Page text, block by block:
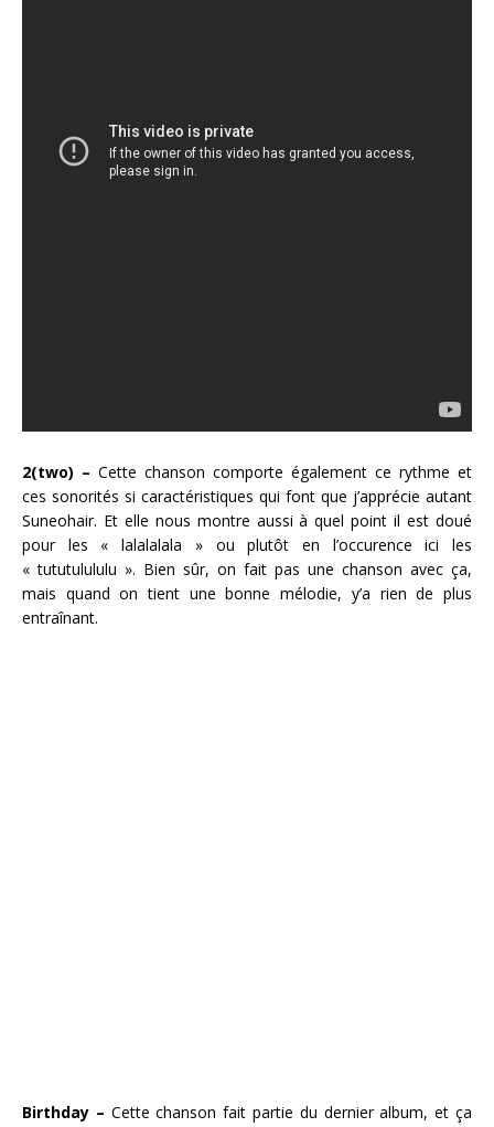
2(two) – Cette chanson comporte également ce rythme et
ces sonorités si caractéristiques qui font que j’apprécie autant
Suneohair. Et elle nous montre aussi à quel point il est doué
pour les « lalalalala » ou plutôt en l’occurence ici les
« tututulululu ». Bien sûr, on fait pas une chanson avec ça,
mais quand on tient une bonne mélodie, y’a rien de plus
entraînant.
Birthday – Cette chanson fait partie du dernier album, et ça